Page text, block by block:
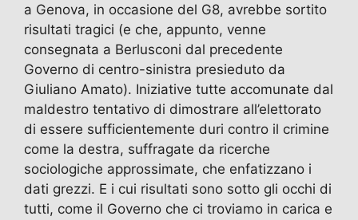
a Genova, in occasione del G8, avrebbe sortito
risultati tragici (e che, appunto, venne
consegnata a Berlusconi dal precedente
Governo di centro-sinistra presieduto da
Giuliano Amato). Iniziative tutte accomunate dal
maldestro tentativo di dimostrare all’elettorato
di essere sufficientemente duri contro il crimine
come la destra, suffragate da ricerche
sociologiche approssimate, che enfatizzano i
dati grezzi. E i cui risultati sono sotto gli occhi di
tutti, come il Governo che ci troviamo in carica e